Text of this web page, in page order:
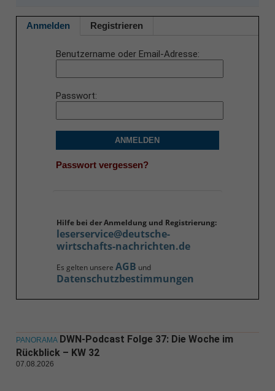
Anmelden Registrieren
Benutzername oder Email-Adresse
Passwort
ANMELDEN
Passwort vergessen?
Hilfe bei der Anmeldung und Registrierung:
leserservice@deutsche-
wirtschafts-nachrichten.de
Es gelten unsere AGB und
Datenschutzbestimmungen
PANORAMA DWN-Podcast Folge 37: Die Woche im
Rückblick – KW 32
07.08.2026